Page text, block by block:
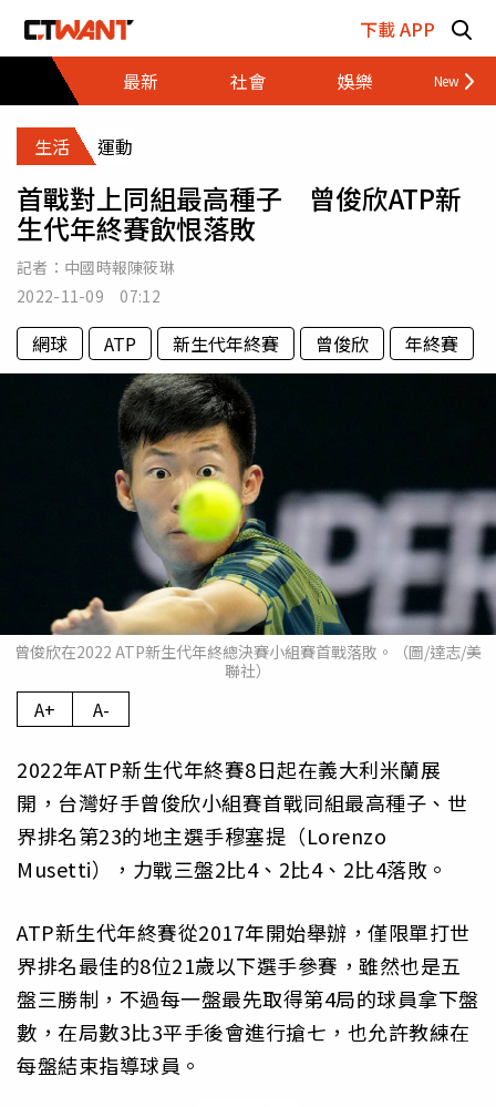
下載 APP
最新
社會 娛樂 財經
生活 運動
首戰對上同組最高種子 曾俊欣ATP新
生代年終賽飲恨落敗
記者： 中國時報陳筱琳
2022-11-09 07:12
網球 ATP 新生代年終賽 曾俊欣 年終賽
曾俊欣在2022 ATP新生代年終總決賽小組賽首戰落敗。（圖/達志/美
聯社）
A+ A-
2022年ATP新生代年終賽8日起在義大利米蘭展
開，台灣好手曾俊欣小組賽首戰同組最高種子、世
界排名第23的地主選手穆塞提（Lorenzo
Musetti），力戰三盤2比4、2比4、2比4落敗。
ATP新生代年終賽從2017年開始舉辦，僅限單打世
界排名最佳的8位21歲以下選手參賽，雖然也是五
盤三勝制，不過每一盤最先取得第4局的球員拿下盤
數，在局數3比3平手後會進行搶七，也允許教練在
每盤結束指導球員。